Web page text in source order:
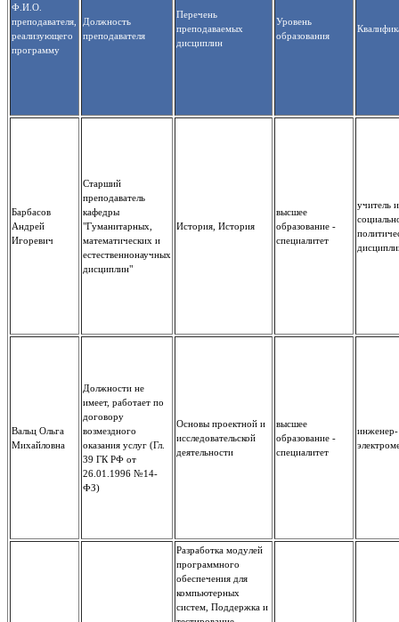
Ф.И.О.
преподавателя,
реализующего
программу
Должность
преподавателя
Перечень
преподаваемых
дисциплин
Уровень
образования
Барбасов
Андрей
Игоревич
Старший
преподаватель
кафедры
"Гуманитарных,
математических и
естественнонаучных
дисциплин"
История, История
высшее
образование -
специалитет
учитель
Вальц Ольга
Михайловна
Должности не
имеет, работает по
договору
возмездного
оказания услуг (Гл.
39 ГК РФ от
26.01.1996 №14-
ФЗ)
Основы проектной и
исследовательской
деятельности
высшее
образование -
специалитет
инженер-
Разработка модулей
программного
обеспечения для
компьютерных
систем, Поддержка и